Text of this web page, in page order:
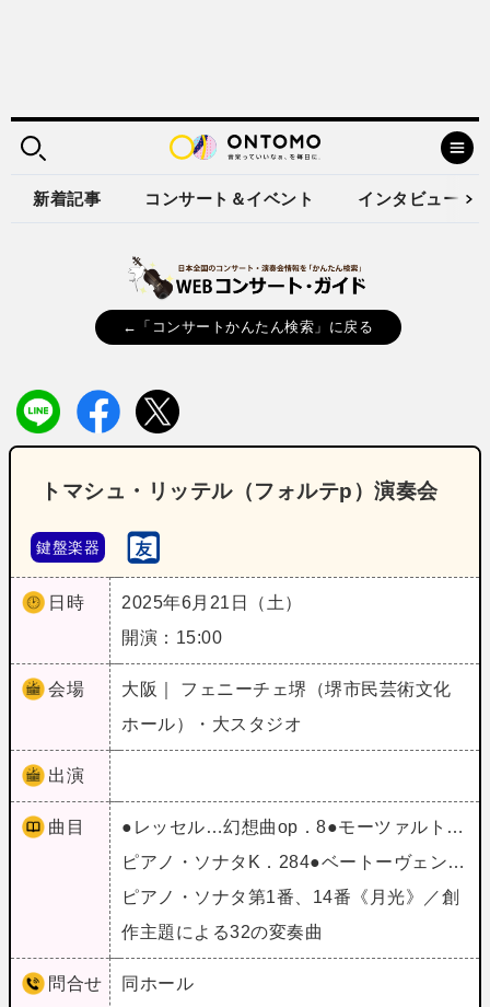
新着記事 コンサート＆イベント インタビュー
←「コンサートかんたん検索」に戻る
トマシュ・リッテル（フォルテp）演奏会
鍵盤楽器
日時
2025年6月21日（土）
開演：15:00
会場
大阪｜ フェニーチェ堺（堺市民芸術文化
ホール）・大スタジオ
出演
曲目
●レッセル…幻想曲op．8●モーツァルト…
ピアノ・ソナタK．284●ベートーヴェン…
ピアノ・ソナタ第1番、14番《月光》／創
作主題による32の変奏曲
問合せ
同ホール